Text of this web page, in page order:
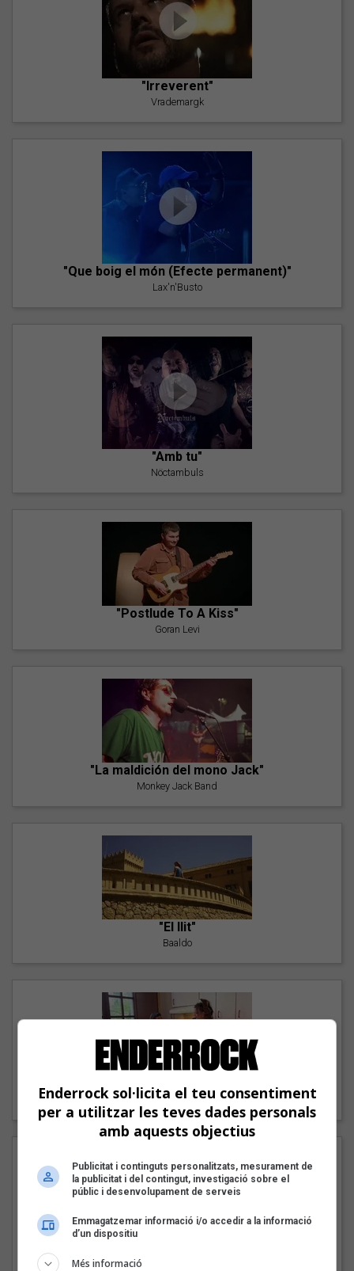
"Irreverent"
Vrademargk
"Que boig el món (Efecte permanent)"
Lax'n'Busto
"Amb tu"
Nöctambuls
"Postlude To A Kiss"
Goran Levi
"La maldición del mono Jack"
Monkey Jack Band
"El llit"
Baaldo
Carmen y María
Enderrock sol·licita el teu consentiment
per a utilitzar les teves dades personals
amb aquests objectius
Publicitat i continguts personalitzats, mesurament de
la publicitat i del contingut, investigació sobre el
públic i desenvolupament de serveis
Emmagatzemar informació i/o accedir a la informació
d’un dispositiu
Més informació